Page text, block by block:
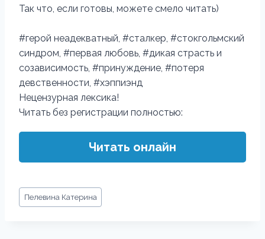
Так что, если готовы, можете смело читать)
#герой неадекватный, #сталкер, #стокгольмский
синдром, #первая любовь, #дикая страсть и
созависимость, #принуждение, #потеря
девственности, #хэппиэнд
Нецензурная лексика!
Читать без регистрации полностью:
Читать онлайн
Метки
записи:
Пелевина Катерина